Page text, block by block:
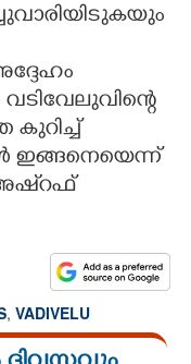
കുറിച്ച്
ഇങ്ങനെയെന്ന്
അഷ്റഫ്
, VADIVELU